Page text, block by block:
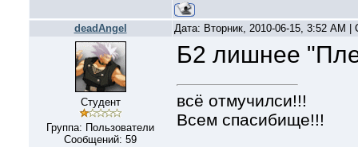
deadAngel Дата: Вторник, 2010-06-15, 3:52 AM
Студент
Группа: Пользователи
Сообщений: 59
Б2 лишнее
всё отмучилси!!!
Всем спасибище!!!